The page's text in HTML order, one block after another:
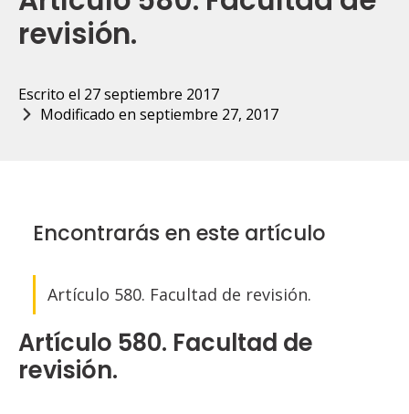
revisión.
Escrito el 27 septiembre 2017
Modificado en septiembre 27, 2017
Encontrarás en este artículo
Artículo 580. Facultad de revisión.
Artículo 580. Facultad de
revisión.